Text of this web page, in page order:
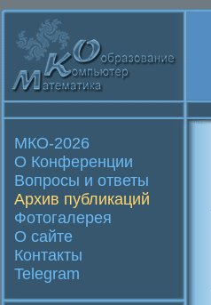
МКО-2026
О Конференции
Вопросы и ответы
Архив публикаций
Фотогалерея
О сайте
Контакты
Telegram